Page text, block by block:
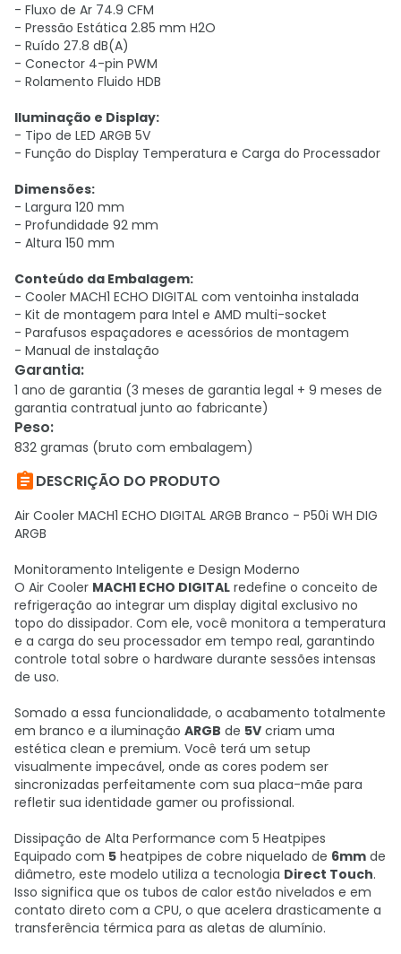
- Fluxo de Ar 74.9 CFM
- Pressão Estática 2.85 mm H2O
- Ruído 27.8 dB(A)
- Conector 4-pin PWM
- Rolamento Fluido HDB
Iluminação e Display:
- Tipo de LED ARGB 5V
- Função do Display Temperatura e Carga do Processador
Dimensões:
- Largura 120 mm
- Profundidade 92 mm
- Altura 150 mm
Conteúdo da Embalagem:
- Cooler MACH1 ECHO DIGITAL com ventoinha instalada
- Kit de montagem para Intel e AMD multi-socket
- Parafusos espaçadores e acessórios de montagem
- Manual de instalação
Garantia:
1 ano de garantia (3 meses de garantia legal + 9 meses de
garantia contratual junto ao fabricante)
Peso:
832 gramas (bruto com embalagem)
DESCRIÇÃO DO PRODUTO
Air Cooler MACH1 ECHO DIGITAL ARGB Branco - P50i WH DIG
ARGB
Monitoramento Inteligente e Design Moderno
O Air Cooler MACH1 ECHO DIGITAL redefine o conceito de
refrigeração ao integrar um display digital exclusivo no
topo do dissipador. Com ele, você monitora a temperatura
e a carga do seu processador em tempo real, garantindo
controle total sobre o hardware durante sessões intensas
de uso.
Somado a essa funcionalidade, o acabamento totalmente
em branco e a iluminação ARGB de 5V criam uma
estética clean e premium. Você terá um setup
visualmente impecável, onde as cores podem ser
sincronizadas perfeitamente com sua placa-mãe para
refletir sua identidade gamer ou profissional.
Dissipação de Alta Performance com 5 Heatpipes
Equipado com 5 heatpipes de cobre niquelado de 6mm de
diâmetro, este modelo utiliza a tecnologia Direct Touch.
Isso significa que os tubos de calor estão nivelados e em
contato direto com a CPU, o que acelera drasticamente a
transferência térmica para as aletas de alumínio.